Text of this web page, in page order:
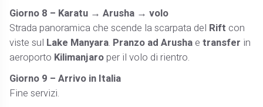
Giorno 8 – Karatu → Arusha → volo
Strada panoramica che scende la scarpata del Rift con
viste sul Lake Manyara. Pranzo ad Arushaetransfer in
aeroporto Kilimanjaroper il volo di rientro.
Giorno 9 – Arrivo in Italia
Fine servizi.